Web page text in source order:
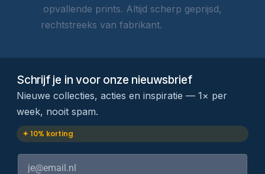
opvallende prints. Altijd scherp geprijsd,
rechtstreeks van fabrikant.
Schrijf je in voor onze nieuwsbrief
Nieuwe collecties, acties en inspiratie — 1× per
week, nooit spam.
✦ 10% korting